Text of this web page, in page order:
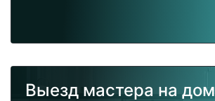
Выезд мастера на дом